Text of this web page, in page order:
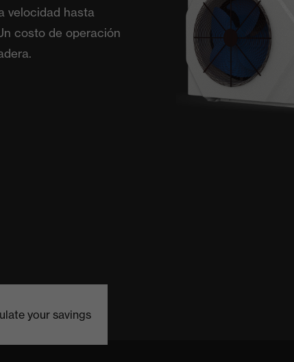
velocidad hasta
costo de operación
your savings